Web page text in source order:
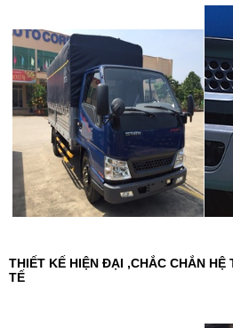
THIẾT KẾ HIỆN ĐẠI ,CHẮC CHẮN HỆ
TẾ